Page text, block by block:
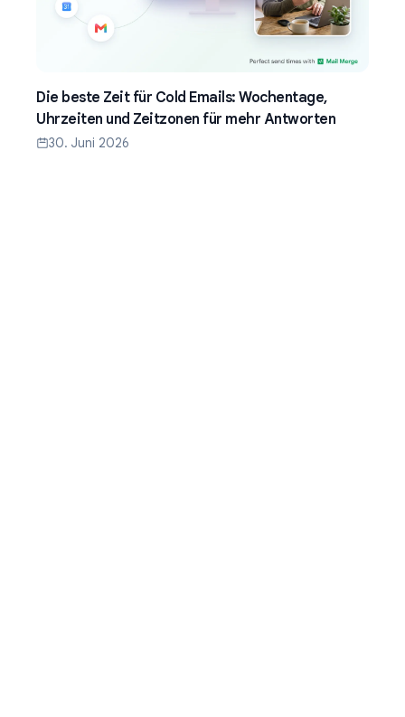
Die beste Zeit für Cold Emails: Wochentage,
Uhrzeiten und Zeitzonen für mehr Antworten
30. Juni 2026